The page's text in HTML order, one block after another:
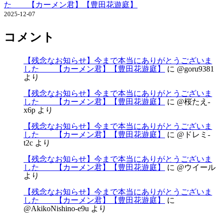
た 【カーメン君】【豊田花遊庭】
2025-12-07
コメント
【残念なお知らせ】今まで本当にありがとうございま
した 【カーメン君】【豊田花遊庭】
に @goru9381
より
【残念なお知らせ】今まで本当にありがとうございま
した 【カーメン君】【豊田花遊庭】
に @桜たえ-
x6p より
【残念なお知らせ】今まで本当にありがとうございま
した 【カーメン君】【豊田花遊庭】
に @ドレミ-
t2c より
【残念なお知らせ】今まで本当にありがとうございま
した 【カーメン君】【豊田花遊庭】
に @ウイール
より
【残念なお知らせ】今まで本当にありがとうございま
した 【カーメン君】【豊田花遊庭】
に
@AkikoNishino-e9u より